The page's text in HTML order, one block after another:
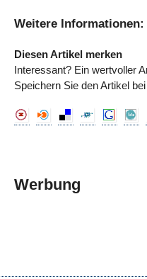
Weitere Informationen:
Diesen Artikel merken
Interessant? Ein wertvoller
Speichern Sie den Artikel
Werbung